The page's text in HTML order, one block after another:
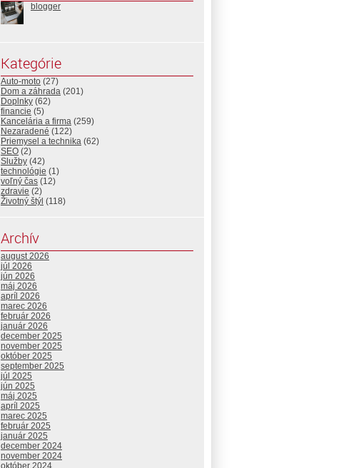
blogger
Kategórie
Auto-moto (27)
Dom a záhrada (201)
Doplnky (62)
financie (5)
Kancelária a firma (259)
Nezaradené (122)
Priemysel a technika (62)
SEO (2)
Služby (42)
technológie (1)
voľný čas (12)
zdravie (2)
Životný štýl (118)
Archív
august 2026
júl 2026
jún 2026
máj 2026
apríl 2026
marec 2026
február 2026
január 2026
december 2025
november 2025
október 2025
september 2025
júl 2025
jún 2025
máj 2025
apríl 2025
marec 2025
február 2025
január 2025
december 2024
november 2024
október 2024